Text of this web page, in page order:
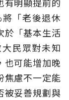
有明顯提前的
「老後退休
於「基本生活
民眾對未知
也可能增加晚
焦慮不一定能
被妥善規劃與